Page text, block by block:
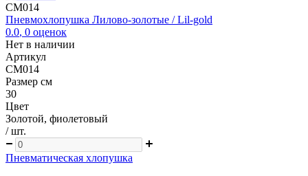
CM014
Пневмохлопушка Лилово-золотые / Lil-gold
0.0, 0 оценок
Нет в наличии
Артикул
CM014
Размер см
30
Цвет
Золотой, фиолетовый
/ шт.
Пневматическая хлопушка